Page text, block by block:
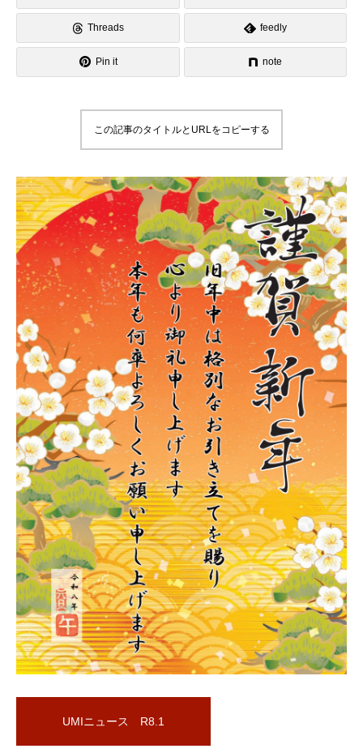
Threads feedly
Pin it note
この記事のタイトルとURLをコピーする
UMIニュース R8.1